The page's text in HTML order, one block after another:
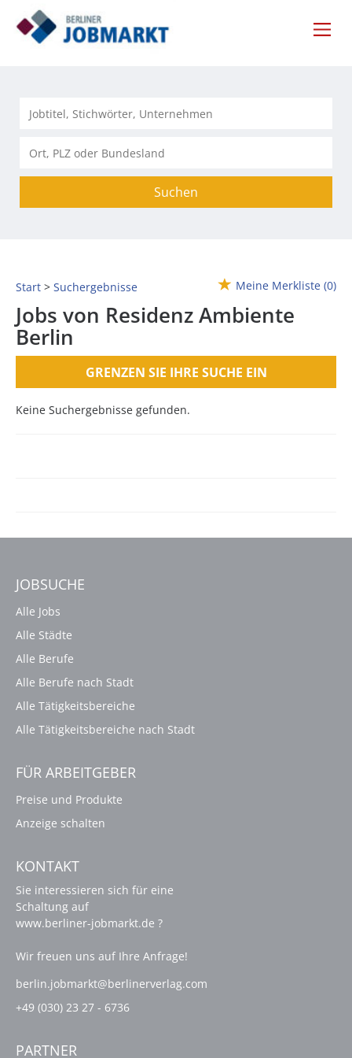
Suchen
Start Suchergebnisse Meine Merkliste (0)
Jobs von Residenz Ambiente
Berlin
GRENZEN SIE IHRE SUCHE EIN
Keine Suchergebnisse gefunden.
JOBSUCHE
Alle Jobs
Alle Städte
Alle Berufe
Alle Berufe nach Stadt
Alle Tätigkeitsbereiche
Alle Tätigkeitsbereiche nach Stadt
FÜR ARBEITGEBER
Preise und Produkte
Anzeige schalten
KONTAKT
Sie interessieren sich für eine
Schaltung auf
www.berliner-jobmarkt.de ?
Wir freuen uns auf Ihre Anfrage!
berlin.jobmarkt@berlinerverlag.com
+49 (030) 23 27 - 6736
PARTNER